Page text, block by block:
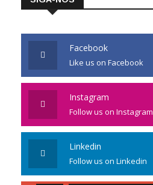
Facebook
Like us on Facebook
Instagram
Follow us on Instagram
Linkedin
Follow us on Linkedin